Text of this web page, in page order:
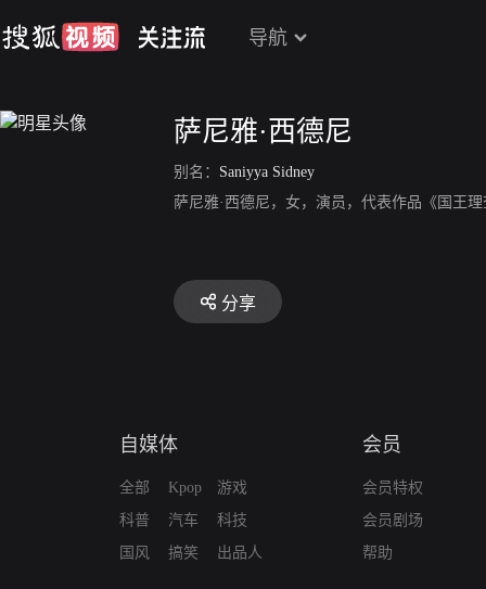
导航
萨尼雅·西德尼
别名： Saniyya Sidney
萨尼雅·西德尼，女，演员，代表作品《国王
分享
自媒体
全部
科普
国风
Kpop
汽车
搞笑
游戏
科技
出品人
会员
会员特权
会员剧场
帮助